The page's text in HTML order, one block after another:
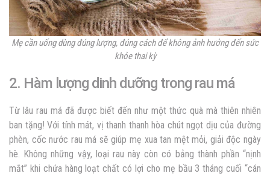
Mẹ cần uống dùng đúng lượng, đúng cách để không ảnh hưởng đến sức
khỏe thai kỳ
2. Hàm lượng dinh dưỡng trong rau má
Từ lâu rau má đã được biết đến như một thức quà mà thiên nhiên
ban tặng! Với tính mát, vị thanh thanh hòa chút ngọt dịu của đường
phèn, cốc nước rau má sẽ giúp mẹ xua tan mệt mỏi, giải độc ngày
hè. Không những vậy, loại rau này còn có bảng thành phần “nịnh
mắt” khi chứa hàng loạt chất có lợi cho mẹ bầu 3 tháng cuối “cán